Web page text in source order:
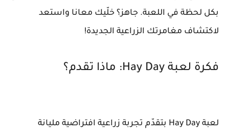
بكل لحظة في اللعبة. جاهز؟ خلّيك معانا واستعد
لاكتشاف مغامرتك الزراعية الجديدة!
فكرة لعبة Hay Day: ماذا تقدم؟
لعبة Hay Day بتقدّم تجربة زراعية افتراضية مليانة